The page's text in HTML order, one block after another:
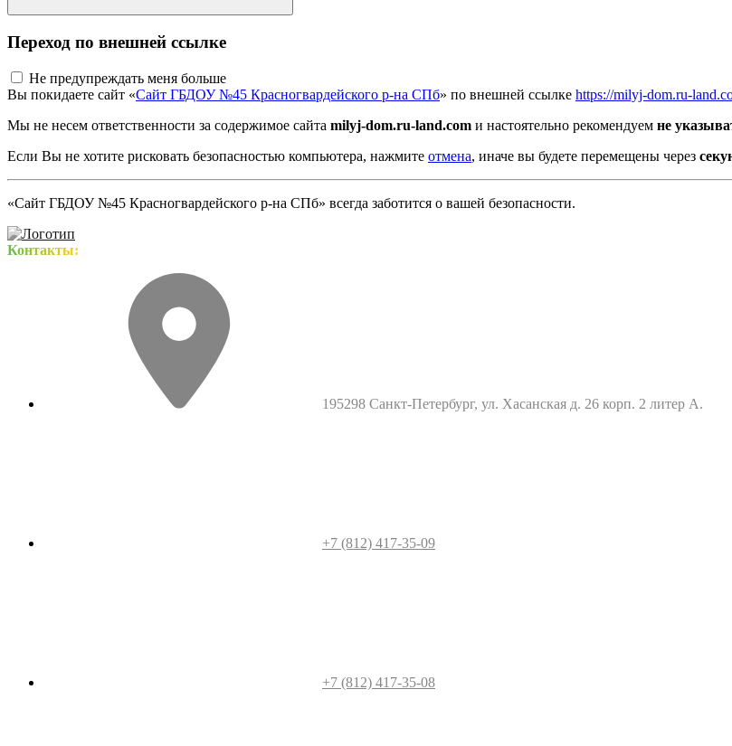
Переход по внешней ссылке
Не предупреждать меня больше
Вы покидаете сайт «Сайт ГБДОУ №45 Красногвардейского р-на СПб» по внешней ссылке https://milyj-dom.ru-
Мы не несем ответственности за содержимое сайта milyj-dom.ru-land.com и настоятельно рекомендуем не
Если Вы не хотите рисковать безопасностью компьютера, нажмите отмена, иначе вы будете перемещены через
«Сайт ГБДОУ №45 Красногвардейского р-на СПб» всегда заботится о вашей безопасности.
Контакты:
195298 Санкт-Петербург, ул. Хасанская д. 26 корп. 2 литер А.
+7 (812) 417-35-09
+7 (812) 417-35-08